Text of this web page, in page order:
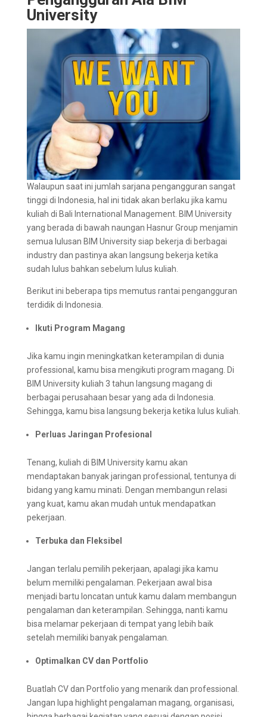
University
Walaupun saat ini jumlah sarjana pengangguran sangat
tinggi di Indonesia, hal ini tidak akan berlaku jika kamu
kuliah di Bali International Management. BIM University
yang berada di bawah naungan Hasnur Group menjamin
semua lulusan BIM University siap bekerja di berbagai
industry dan pastinya akan langsung bekerja ketika
sudah lulus bahkan sebelum lulus kuliah.
Berikut ini beberapa tips memutus rantai pengangguran
terdidik di Indonesia.
Ikuti Program Magang
Jika kamu ingin meningkatkan keterampilan di dunia
professional, kamu bisa mengikuti program magang. Di
BIM University kuliah 3 tahun langsung magang di
berbagai perusahaan besar yang ada di Indonesia.
Sehingga, kamu bisa langsung bekerja ketika lulus kuliah.
Perluas Jaringan Profesional
Tenang, kuliah di BIM University kamu akan
mendaptakan banyak jaringan professional, tentunya di
bidang yang kamu minati. Dengan membangun relasi
yang kuat, kamu akan mudah untuk mendapatkan
pekerjaan.
Terbuka dan Fleksibel
Jangan terlalu pemilih pekerjaan, apalagi jika kamu
belum memiliki pengalaman. Pekerjaan awal bisa
menjadi bartu loncatan untuk kamu dalam membangun
pengalaman dan keterampilan. Sehingga, nanti kamu
bisa melamar pekerjaan di tempat yang lebih baik
setelah memiliki banyak pengalaman.
Optimalkan CV dan Portfolio
Buatlah CV dan Portfolio yang menarik dan professional.
Jangan lupa highlight pengalaman magang, organisasi,